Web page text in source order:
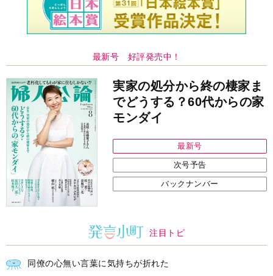
最新号 好評発売中！
実家の処分から終の棲家ま
でどうする？60代からの家
モンダイ
最新号
次号予告
バックナンバー
注目トピ
同僚の心無い言葉に気持ちが折れた